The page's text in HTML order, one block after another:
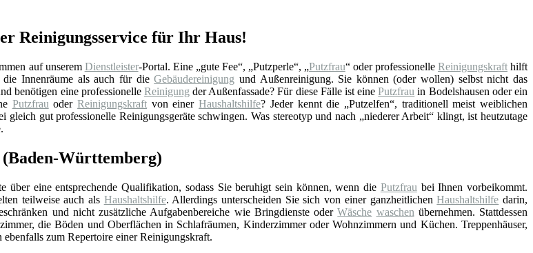
Reinigungsservice für Ihr Haus!
auf unserem Dienstleister-Portal. Eine „gute Fee“, „Putzperle“, „Putzfrau“ oder professionelle Reinigungskrafthilft
Innenräume als auch für dieGebäudereinigung und Außenreinigung. Sie können (oder wollen) selbst nicht das
benötigen eine professionelle Reinigung der Außenfassade? Für diese Fälle ist einePutzfrau in Bodelshausen oder ein
Putzfrau oderReinigungskraft von einerHaushaltshilfe? Jeder kennt die „Putzelfen“, traditionell meist weiblichen
gut professionelle Reinigungsgeräte schwingen. Was stereotyp und nach „niederer Arbeit“ klingt, ist heutzutage
Württemberg)
über eine entsprechende Qualifikation, sodass Sie beruhigt sein können, wenn die Putzfrau bei Ihnen vorbeikommt.
teilweise auch als Haushaltshilfe. Allerdings unterscheiden Sie sich von einer ganzheitlichenHaushaltshilfe darin,
und nicht zusätzliche Aufgabenbereiche wie Bringdienste oderWäsche waschen übernehmen. Stattdessen
die Böden und Oberflächen in Schlafräumen, Kinderzimmer oder Wohnzimmern und Küchen. Treppenhäuser,
zum Repertoire einer Reinigungskraft.